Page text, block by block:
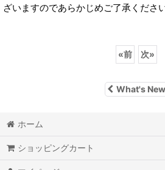
ざいますのであらかじめご了承ください
«前 次»
What's New
ホーム
ショッピングカート